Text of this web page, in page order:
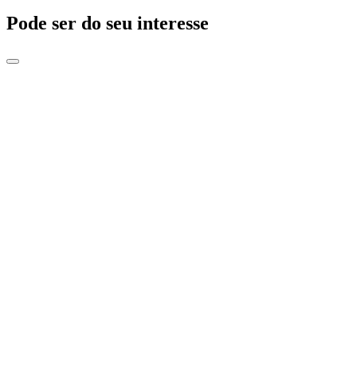
Pode ser do seu interesse